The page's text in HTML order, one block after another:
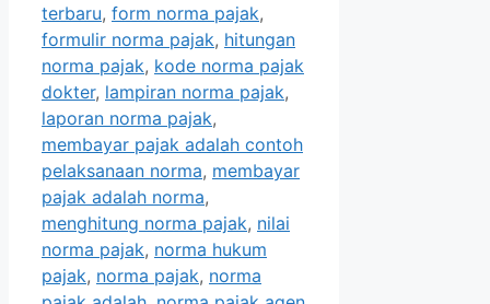
terbaru, form norma pajak,
formulir norma pajak, hitungan
norma pajak, kode norma pajak
dokter, lampiran norma pajak,
laporan norma pajak,
membayar pajak adalah contoh
pelaksanaan norma, membayar
pajak adalah norma,
menghitung norma pajak, nilai
norma pajak, norma hukum
pajak, norma pajak, norma